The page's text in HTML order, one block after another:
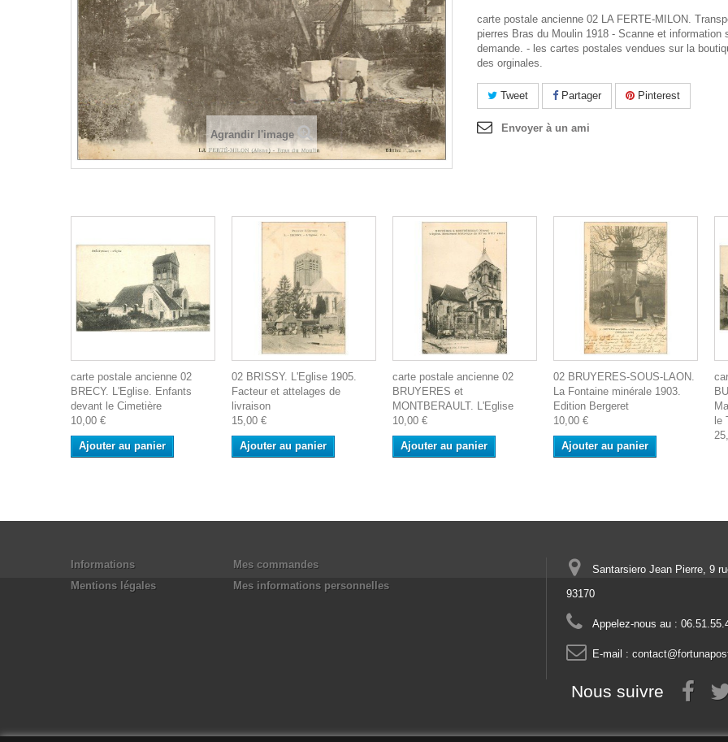
Agrandir l'image
carte postale ancienne 02 LA FERTE-MILON.
pierres Bras du Moulin 1918 - Scanne et information
demande. - les cartes postales vendues sur la
des orginales.
Tweet Partager Pinterest
Envoyer à un ami
carte postale ancienne 02
BRECY. L'Eglise. Enfants
devant le Cimetière
10,00 €
Ajouter au panier
02 BRISSY. L'Eglise 1905.
Facteur et attelages de
livraison
15,00 €
Ajouter au panier
carte postale ancienne 02
BRUYERES et
MONTBERAULT. L'Eglise
10,00 €
Ajouter au panier
02 BRUYERES-SOUS-LAON.
La Fontaine minérale 1903.
Edition Bergeret
10,00 €
Ajouter au panier
le
Informations
Mentions légales
Mes commandes
Mes informations personnelles
Santarsiero Jean Pierre, 9
93170
Appelez-nous au :
E-mail :
Nous suivre